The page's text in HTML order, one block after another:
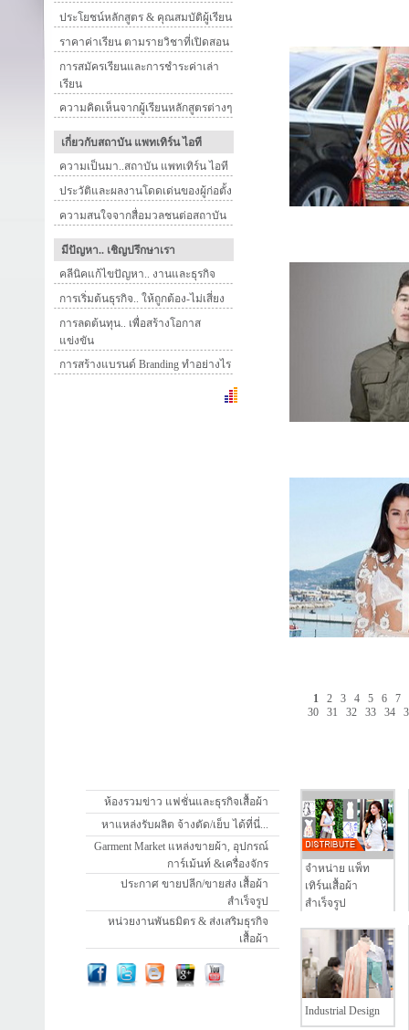
ประโยชน์หลักสูตร & คุณสมบัติผู้เรียน
ราคาค่าเรียน ตามรายวิชาที่เปิดสอน
การสมัครเรียนและการชำระค่าเล่า
เรียน
ความคิดเห็นจากผู้เรียนหลักสูตรต่างๆ
เกี่ยวกับสถาบัน แพทเทิร์น ไอที
ความเป็นมา..สถาบัน แพทเทิร์น ไอที
ประวัติและผลงานโดดเด่นของผู้ก่อตั้ง
ความสนใจจากสื่อมวลชนต่อสถาบัน
มีปัญหา.. เชิญปรึกษาเรา
คลีนิคแก้ไขปัญหา.. งานและธุรกิจ
การเริ่มต้นธุรกิจ.. ให้ถูกต้อง-ไม่เสี่ยง
การลดต้นทุน.. เพื่อสร้างโอกาส
แข่งขัน
การสร้างแบรนด์ Branding ทำอย่างไร
1 2 3 4 5 6
7
30
31 32 33 34
ห้องรวมข่าว แฟชั่นและธุรกิจเสื้อผ้า
หาแหล่งรับผลิต จ้างตัด/เย็บ ได้ที่นี่...
Garment Market แหล่งขายผ้า, อุปกรณ์
การ์เม้นท์ &เครื่องจักร
ประกาศ ขายปลีก/ขายส่ง เสื้อผ้า
สำเร็จรูป
หน่วยงานพันธมิตร & ส่งเสริมธุรกิจ
เสื้อผ้า
จำหน่าย แพ็ท
เทิร์นเสื้อผ้า
สำเร็จรูป
Industrial Design